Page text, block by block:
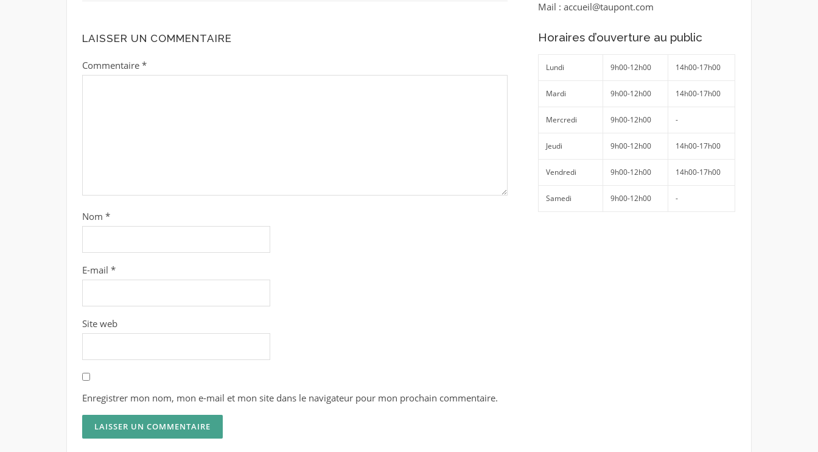
LAISSER UN COMMENTAIRE
Commentaire *
Nom *
E-mail *
Site web
Enregistrer mon nom, mon e-mail et mon site dans le navigateur pour mon prochain commentaire.
Mail : accueil@taupont.com
Horaires d’ouverture au public
Lundi 9h00-12h00 14h00-17h00
Mardi 9h00-12h00 14h00-17h00
Mercredi 9h00-12h00 -
Jeudi 9h00-12h00 14h00-17h00
Vendredi 9h00-12h00 14h00-17h00
Samedi 9h00-12h00 -